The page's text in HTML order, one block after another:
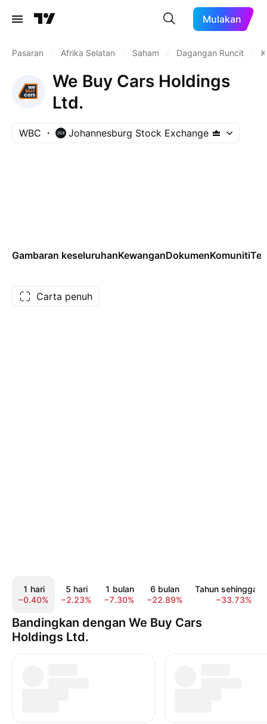
Mulakan
Pasaran Afrika Selatan Saham Dagangan Runcit
We Buy Cars Holdings
Ltd.
WBC Johannesburg Stock Exchange
Gambaran keseluruhanKewanganDokumenKomuniti
Carta penuh
1 hari
−0.40%
5 hari
−2.23%
1 bulan
−7.30%
6 bulan
−22.89%
Tahun sehingga
−33.73%
Bandingkan dengan We Buy Cars
Holdings Ltd.